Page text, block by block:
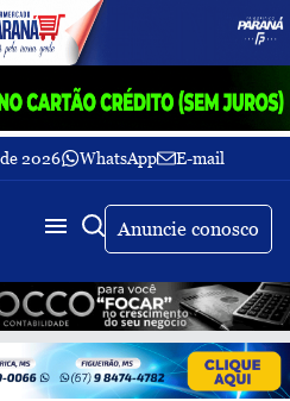
2026 WhatsApp E-mail
Anuncie conosco
Buscar